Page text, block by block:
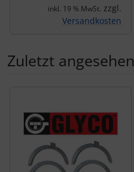
inkl. 19 % MwSt. zzgl.
Versandkosten
Zuletzt angesehen